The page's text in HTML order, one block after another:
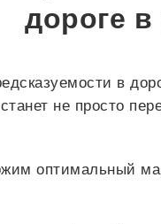
дороге в
в
не просто
оптимальный